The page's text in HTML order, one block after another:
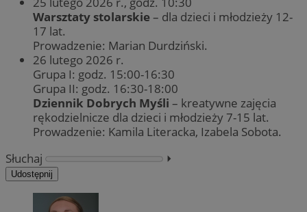
Warsztaty stolarskie– dla dzieci i młodzieży 12-
17 lat.
Prowadzenie: Marian Durdziński.
26 lutego 2026 r.
Grupa I: godz. 15:00-16:30
Grupa II: godz. 16:30-18:00
Dziennik Dobrych Myśli – kreatywne zajęcia
rękodzielnicze dla dzieci i młodzieży 7-15 lat.
Prowadzenie: Kamila Literacka, Izabela Sobota.
Słuchaj
⏵︎
Udostępnij